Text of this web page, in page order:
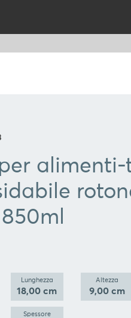
alimenti-
Lunghezza
18,00 cm
Altezza
9,00 cm
Spessore